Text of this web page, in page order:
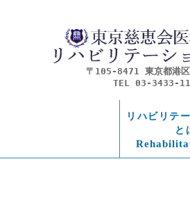
〒105-8471 東京都港
TEL 03-3433-
リハビリテ
と